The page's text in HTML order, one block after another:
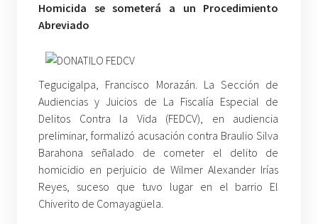
Homicida se someterá a un Procedimiento
Abreviado
Tegucigalpa, Francisco Morazán. La Sección de
Audiencias y Juicios de La Fiscalía Especial de
Delitos Contra la Vida (FEDCV), en audiencia
preliminar, formalizó acusación contra Braulio Silva
Barahona señalado de cometer el delito de
homicidio en perjuicio de Wilmer Alexander Irías
Reyes, suceso que tuvo lugar en el barrio El
Chiverito de Comayagüela.